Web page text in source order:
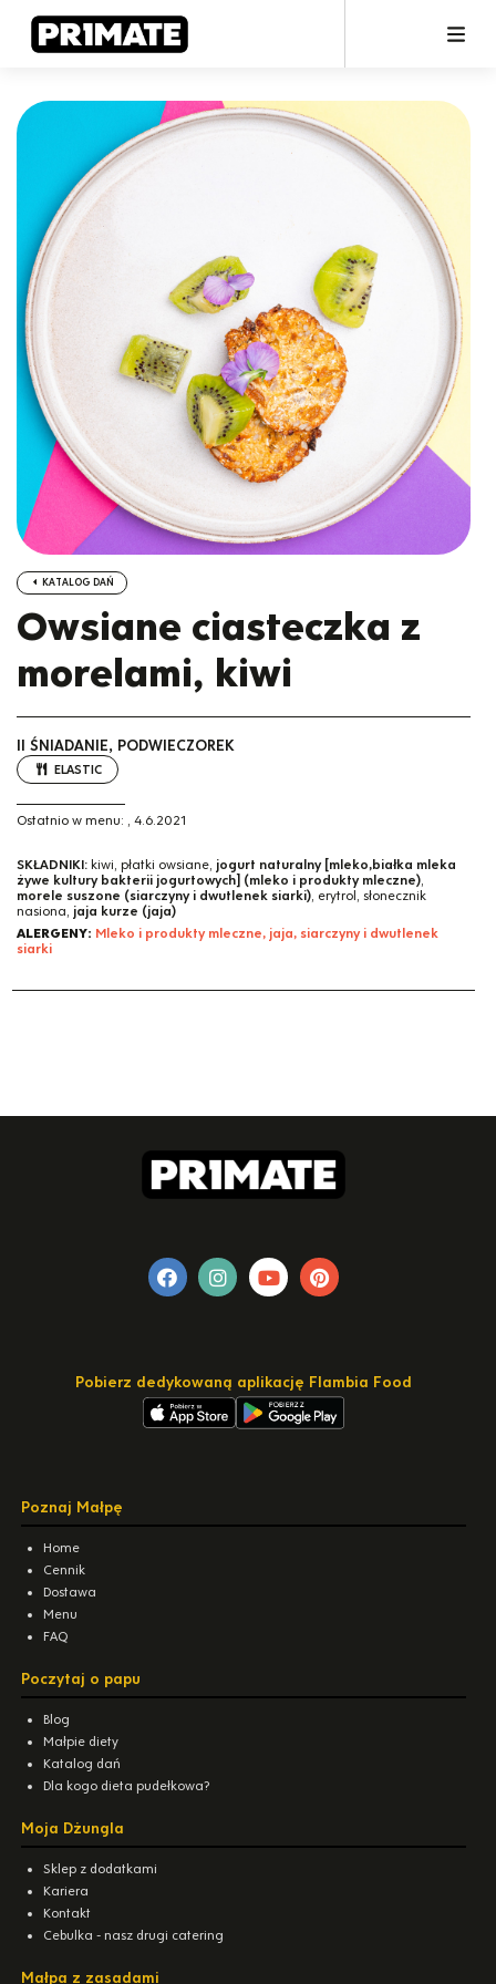
KATALOG DAŃ
Owsiane ciasteczka z
morelami, kiwi
II ŚNIADANIE, PODWIECZOREK
ELASTIC
Ostatnio w menu: , 4.6.2021
SKŁADNIKI: kiwi, płatki owsiane, jogurt naturalny [mleko,białka mleka
żywe kultury bakterii jogurtowych] (mleko i produkty mleczne),
morele suszone (siarczyny i dwutlenek siarki), erytrol, słonecznik
nasiona, jaja kurze (jaja)
ALERGENY: Mleko i produkty mleczne, jaja, siarczyny i dwutlenek
siarki
Pobierz dedykowaną aplikację Flambia Food
Poznaj Małpę
Home
Cennik
Dostawa
Menu
FAQ
Poczytaj o papu
Blog
Małpie diety
Katalog dań
Dla kogo dieta pudełkowa?
Moja Dżungla
Sklep z dodatkami
Kariera
Kontakt
Cebulka - nasz drugi catering
Małpa z zasadami